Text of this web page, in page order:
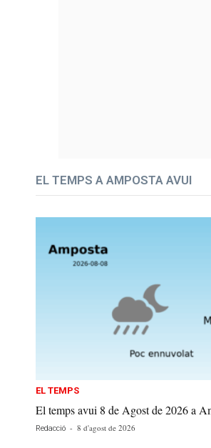
EL TEMPS A AMPOSTA AVUI
EL TEMPS
El temps avui 8 de Agost de 2026 a
Redacció - 8 d'agost de 2026